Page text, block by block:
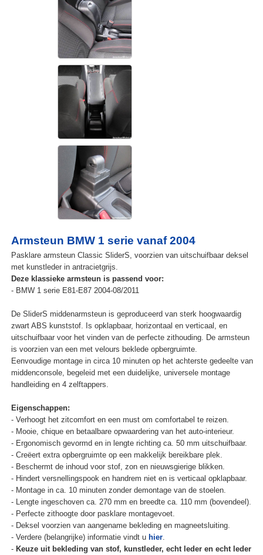
Armsteun BMW 1 serie vanaf 2004
Pasklare armsteun Classic SliderS, voorzien van uitschuifbaar deksel
met kunstleder in antracietgrijs.
Deze klassieke armsteun is passend voor:
- BMW 1 serie E81-E87 2004-08/2011
De SliderS middenarmsteun is geproduceerd van sterk hoogwaardig
zwart ABS kunststof. Is opklapbaar, horizontaal en verticaal, en
uitschuifbaar voor het vinden van de perfecte zithouding. De armsteun
is voorzien van een met velours beklede opbergruimte.
Eenvoudige montage in circa 10 minuten op het achterste gedeelte van
middenconsole, begeleid met een duidelijke, universele montage
handleiding en 4 zelftappers.
Eigenschappen:
- Verhoogt het zitcomfort en een must om comfortabel te reizen.
- Mooie, chique en betaalbare opwaardering van het auto-interieur.
- Ergonomisch gevormd en in lengte richting ca. 50 mm uitschuifbaar.
- Creëert extra opbergruimte op een makkelijk bereikbare plek.
- Beschermt de inhoud voor stof, zon en nieuwsgierige blikken.
- Hindert versnellingspook en handrem niet en is verticaal opklapbaar.
- Montage in ca. 10 minuten zonder demontage van de stoelen.
- Lengte ingeschoven ca. 270 mm en breedte ca. 110 mm (bovendeel).
- Perfecte zithoogte door pasklare montagevoet.
- Deksel voorzien van aangename bekleding en magneetsluiting.
- Verdere (belangrijke) informatie vindt u hier.
- Keuze uit bekleding van stof, kunstleder, echt leder en echt leder